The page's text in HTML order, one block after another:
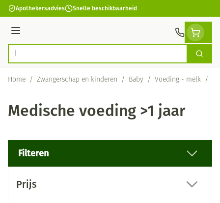
Ga naar de inhoud
Apothekersadvies Snelle beschikbaarheid
Menu
Product, merk, categorie... Zoek
Home / Zwangerschap en kinderen / Baby / Voeding - melk /
Medische voeding >1 jaar
Filteren
Prijs